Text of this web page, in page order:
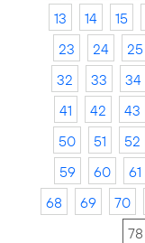
13
14 15
23
24 25
32
33 34
41
42 43
50
51 52
59
60 61
68
69 70
78